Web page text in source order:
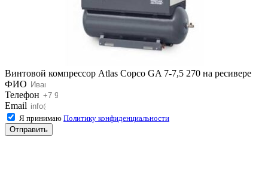
Винтовой компрессор Atlas Copco GA 7-7,5 270 на ресивере
ФИО
Телефон
Email
Я принимаю Политику конфиденциальности
Отправить